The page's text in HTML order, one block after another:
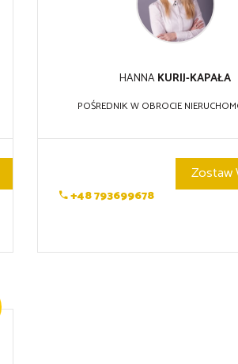
HANNAKURIJ-KAPAŁA
POŚREDNIK W OBROCIE
+48 793699678
Zostaw